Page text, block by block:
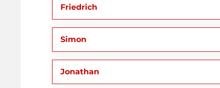
Friedrich
Simon
Jonathan